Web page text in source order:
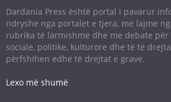
Dardania Press është portal i pavarur
ndryshe nga portalet e tjera, me lajme
rubrika të larmishme dhe me debate
sociale, politike, kulturore dhe të të
përfshihen edhe të drejtat e grave.
Lexo më shumë